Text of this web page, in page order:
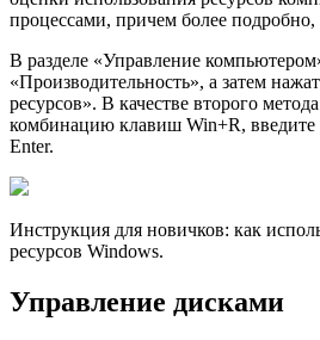
процессами, причем более подробно,
В разделе «Управление
«Производительность», а затем
ресурсов». В качестве второго
комбинацию клавиш Win+R, введите
Enter.
Инструкция для новичков: как
ресурсов Windows.
Управление дисками